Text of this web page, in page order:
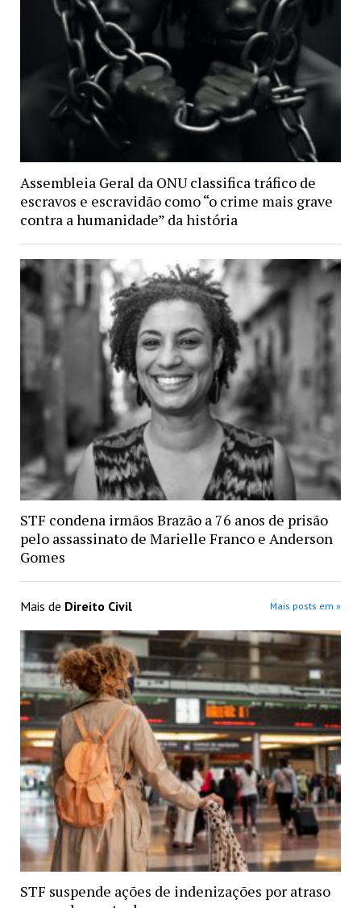
Assembleia Geral da ONU classifica tráfico de
escravos e escravidão como “o crime mais grave
contra a humanidade” da história
STF condena irmãos Brazão a 76 anos de prisão
pelo assassinato de Marielle Franco e Anderson
Gomes
Mais de Direito Civil Mais posts em »
STF suspende ações de indenizações por atraso